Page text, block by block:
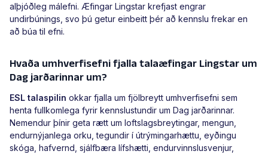
alþjóðleg málefni. Æfingar Lingstar krefjast engrar
undirbúnings, svo þú getur einbeitt þér að kennslu frekar en
að búa til efni.
Hvaða umhverfisefni fjalla talaæfingar Lingstar um
Dag jarðarinnar um?
ESL talaspilin okkar fjalla um fjölbreytt umhverfisefni sem
henta fullkomlega fyrir kennslustundir um Dag jarðarinnar.
Nemendur þínir geta rætt um loftslagsbreytingar, mengun,
endurnýjanlega orku, tegundir í útrýmingarhættu, eyðingu
skóga, hafvernd, sjálfbæra lífshætti, endurvinnslusvenjur,